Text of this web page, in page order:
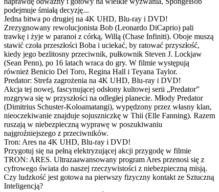
podejmuje śmiałą decyzję...
Jedna bitwa po drugiej na 4K UHD, Blu-ray i DVD!
Zrezygnowany rewolucjonista Bob (Leonardo DiCaprio) pali
trawkę i żyje w paranoi z córką, Willą (Chase Infiniti). Oboje muszą
stawić czoła przeszłości Boba i uciekać, by ratować przyszłość,
kiedy jego bezlitosny przeciwnik, pułkownik Steven J. Lockjaw
(Sean Penn), po 16 latach wraca do gry. W filmie występują
również Benicio Del Toro, Regina Hall i Teyana Taylor.
Predator: Strefa zagrożenia na 4K UHD, Blu-ray i DVD!
Akcja tej nowej, fascynującej odsłony kultowej serii „Predator”
rozgrywa się w przyszłości na odległej planecie. Młody Predator
(Dimitrius Schuster-Koloamatangi), wypędzony przez własny klan,
nieoczekiwanie znajduje sojuszniczkę w Thii (Elle Fanning). Razem
ruszają w niebezpieczną wyprawę w poszukiwaniu
najgroźniejszego z przeciwników.
Tron: Ares na 4K UHD, Blu-ray i DVD!
Przygotuj się na pełną elektryzującej akcji przygodę w filmie
TRON: ARES. Ultrazaawansowany program Ares przenosi się z
cyfrowego świata do naszej rzeczywistości z niebezpieczną misją.
Czy ludzkość jest gotowa na pierwszy fizyczny kontakt ze Sztuczną
Inteligencją?